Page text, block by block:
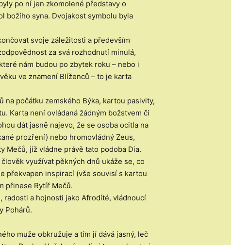
po ní jen zkomolené představy o
božího syna. Dvojakost symbolu byla
svoje záležitosti a především
za svá rozhodnutí minulá,
nám budou po zbytek roku – nebo i
ve znamení Blíženců – to je karta
počátku zemského Býka, kartou pasivity,
Karta není ovládaná žádným božstvem či
dát jasně najevo, že se osoba ocitla na
prozření) nebo hromovládný Zeus,
Mečů, jíž vládne právě tato podoba Dia.
využívat pěkných dnů ukáže se, co
překvapen inspirací (vše souvisí s kartou
přinese Rytíř Mečů.
radosti a hojnosti jako Afrodíté, vládnoucí
Pohárů.
muže obkružuje a tím jí dává jasný, leč